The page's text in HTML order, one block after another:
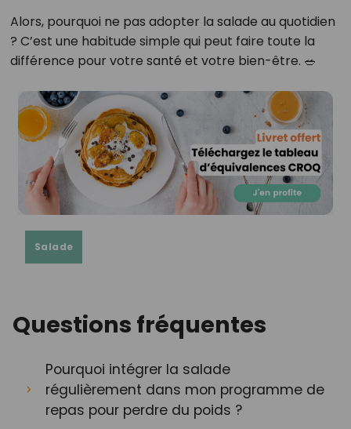
Alors, pourquoi ne pas adopter la salade au quotidien
? C’est une habitude simple qui peut faire toute la
différence pour votre santé et votre bien-être. 🥗
Salade
Questions fréquentes
Pourquoi intégrer la salade
régulièrement dans mon programme de
repas pour perdre du poids ?